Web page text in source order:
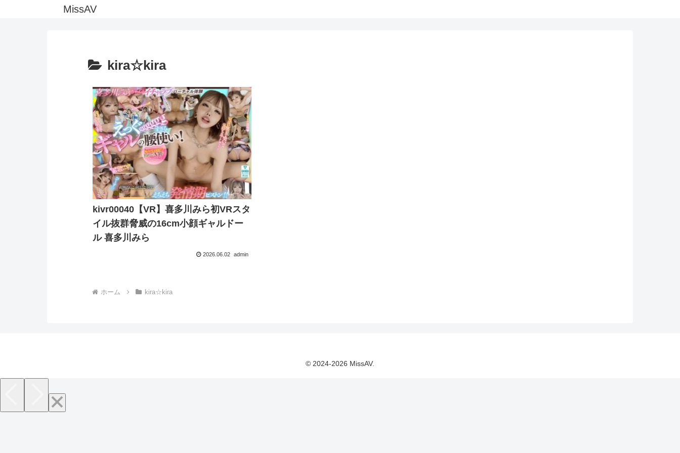
MissAV
kira☆kira
kivr00040【VR】喜多川みら初VRスタ
イル抜群脅威の16cm小顔ギャルドー
ル 喜多川みら
2026.06.02 admin
ホーム kira☆kira
© 2024-2026 MissAV.